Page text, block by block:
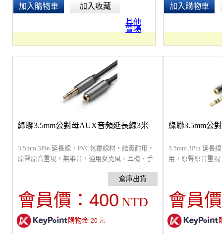
加入購物車
加入收藏
其他
賣場
加入購物車
綠聯3.5mm公對母AUX音頻延長線3米
3.5mm 3Pin 延長線，PVC包覆線材，結實耐用，
原聲原音重現，無染音，適用麥克風、耳機、手
會員價： 400 NTD
購物金 20元
綠聯3.5mm公
3.5mm 3Pin 延長
用，原聲原音重
會員